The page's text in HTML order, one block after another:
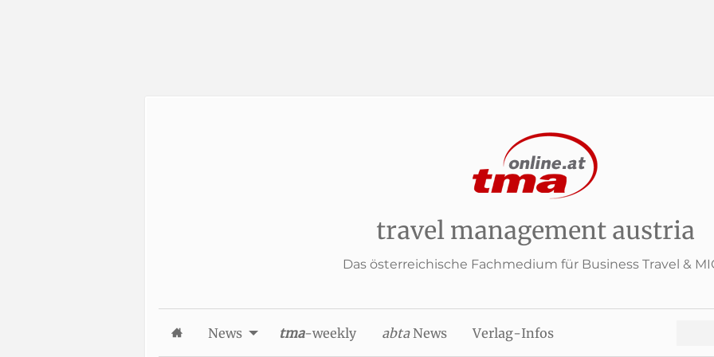
travel management austria
Das österreichische Fachmedium für Business Travel &
News tma-weekly abtaNews Verlag-Infos